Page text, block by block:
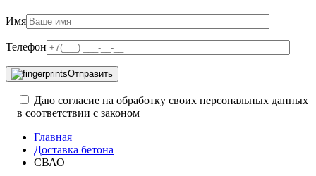
Имя
Телефон
Отправить
Даю согласие на обработку своих персональных данных
в соответствии с законом
Главная
Доставка бетона
СВАО